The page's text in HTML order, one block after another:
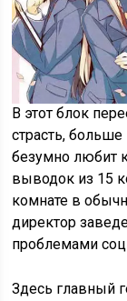
В этот блок
страсть,
безумно любит
выводок из 15
комнате в
директор
проблемами
Здесь главный